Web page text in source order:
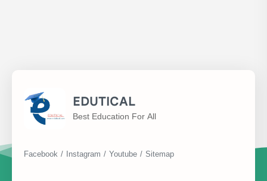
EDUTICAL
Best Education For All